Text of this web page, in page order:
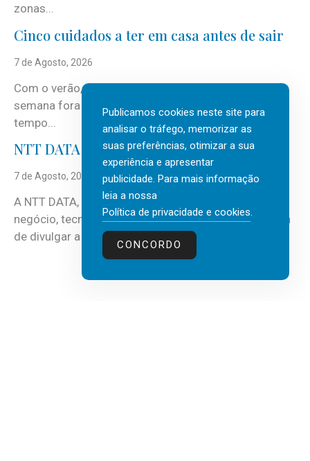
zonas...
Cinco cuidados a ter em casa antes de sair
7 de Agosto, 2026
Com o verão, chegam também as férias, os fins-de-
semana fora e os dias em que a casa fica mais
tempo...
NTT DATA Insurtech Global Outlook 2026
7 de Agosto, 2026
A NTT DATA, consultora global em serviços de
negócio, tecnologia e inteligência artificial (IA), acaba
de divulgar a mais recente...
Publicamos cookies neste site para
analisar o tráfego, memorizar as
suas preferências, otimizar a sua
experiência e apresentar
publicidade. Para mais informação
leia a nossa
Política de privacidade e cookies.
CONCORDO